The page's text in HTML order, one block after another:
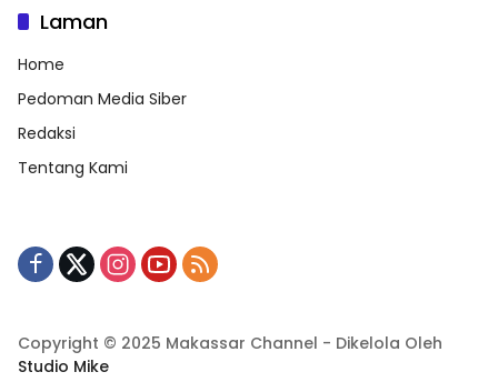
Laman
Home
Pedoman Media Siber
Redaksi
Tentang Kami
Copyright © 2025 Makassar Channel - Dikelola Oleh
Studio Mike